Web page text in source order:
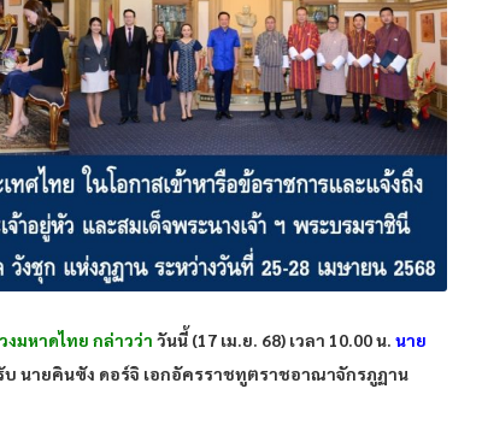
มหาดไทย กล่าวว่า วันนี้ (17 เม.ย. 68) เวลา 10.00 น. นาย
บ นายคินซัง ดอร์จิ เอกอัครราชทูตราชอาณาจักรภูฏาน